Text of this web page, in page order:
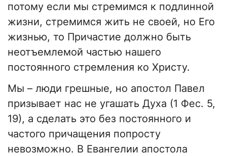
потому если мы стремимся к подлинной
жизни, стремимся жить не своей, но Его
жизнью, то Причастие должно быть
неотъемлемой частью нашего
постоянного стремления ко Христу.
Мы – люди грешные, но апостол Павел
призывает нас не угашать Духа (1 Фес. 5,
19), а сделать это без постоянного и
частого причащения попросту
невозможно. В Евангелии апостола